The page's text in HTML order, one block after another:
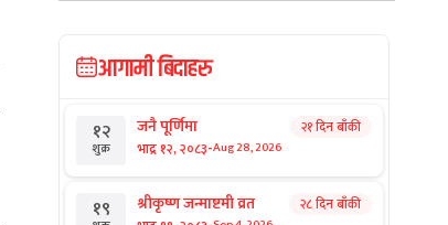
आगामी बिदाहरु
१२
शुक्र
जनै पूर्णिमा
भाद्र १२, २०८३-Aug 28, 2026
२१ दिन बाँकी
१९ श्रीकृष्ण जन्माष्टमी व्रत २८ दिन बाँकी